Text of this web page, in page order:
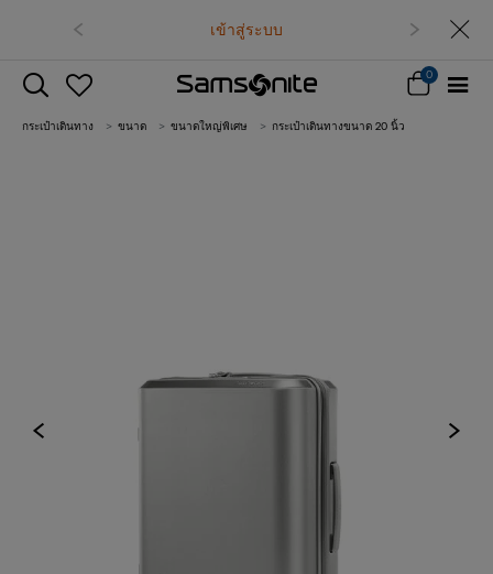
เข้าสู่ระบบ
0
กระเป๋าเดินทาง ขนาด ขนาดใหญ่พิเศษ กระเป๋าเดินทางขนาด 20 นิ้ว